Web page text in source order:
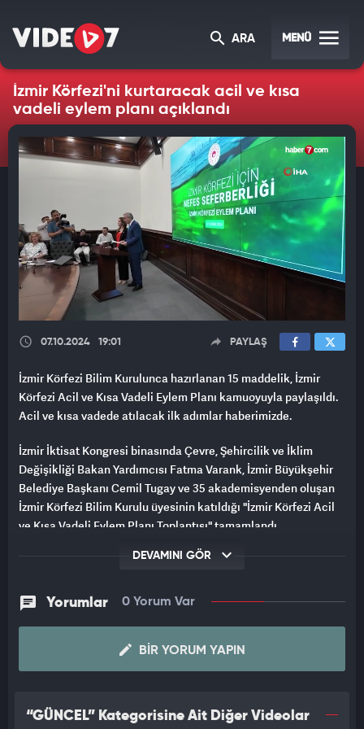
ARA MENÜ
İzmir Körfezi'ni kurtaracak acil ve kısa
vadeli eylem planı açıklandı
07.10.2024 19:01 PAYLAŞ
İzmir Körfezi Bilim Kurulunca hazırlanan 15 maddelik, İzmir
Körfezi Acil ve Kısa Vadeli Eylem Planı kamuoyuyla paylaşıldı.
Acil ve kısa vadede atılacak ilk adımlar haberimizde.
İzmir İktisat Kongresi binasında Çevre, Şehircilik ve İklim
Değişikliği Bakan Yardımcısı Fatma Varank, İzmir Büyükşehir
Belediye Başkanı Cemil Tugay ve 35 akademisyenden oluşan
İzmir Körfezi Bilim Kurulu üyesinin katıldığı "İzmir Körfezi Acil
ve Kısa Vadeli Eylem Planı Toplantısı" tamamlandı.
Ege Üniversitesi Rektörü Prof. Dr. Necdet Budak, Bilim
Vadeli Eylem Planı'na ilişkin detayları duyurdu.
Budak, 7'si acil eylem planı ile kalan 8'i kısa vadeli eylem planı
maddelerinde İzmir Büyükşehir Belediyesinin yanı sıra ilgili
kurum ve kuruluşların sorumluluk alanlarına göre atması
Acil Eylem Planı maddeleri şu şekilde:
DEVAMINI GÖR
Yorumlar 0 Yorum Var
BIR YORUM YAPIN
“GÜNCEL” Kategorisine Ait Diğer Videolar